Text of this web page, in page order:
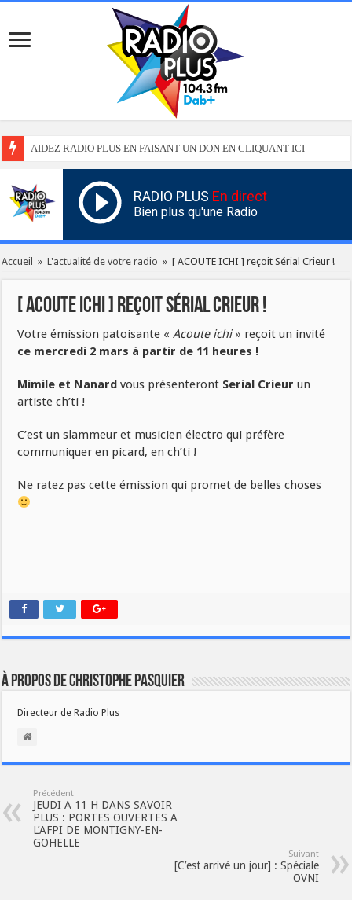
AIDEZ RADIO PLUS EN FAISANT UN DON EN CLIQUANT ICI
RADIO PLUS En direct
Bien plus qu'une Radio
Accueil » L'actualité de votre radio » [ ACOUTE ICHI ] reçoit Sérial Crieur !
[ ACOUTE ICHI ] reçoit Sérial Crieur !
Votre émission patoisante «Acoute ichi» reçoit un invité
ce mercredi 2 mars à partir de 11 heures !
Mimile et Nanard vous présenteront Serial Crieur un
artiste ch’ti !
C’est un slammeur et musicien électro qui préfère
communiquer en picard, en ch’ti !
Ne ratez pas cette émission qui promet de belles choses
À propos de Christophe PASQUIER
Directeur de Radio Plus
Précédent
JEUDI A 11 H DANS SAVOIR
PLUS : PORTES OUVERTES A
L’AFPI DE MONTIGNY-EN-
GOHELLE
Suivant
[C’est arrivé un jour] : Spéciale
OVNI